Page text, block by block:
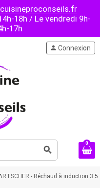
18h / Le vendredi 9h-
17h
search
person Connexion
0
- Réchaud à induction